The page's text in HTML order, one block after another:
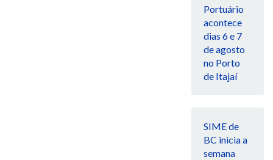
Portuário
acontece
dias 6 e 7
de agosto
no Porto
de Itajaí
SIME de
BC inicia a
semana